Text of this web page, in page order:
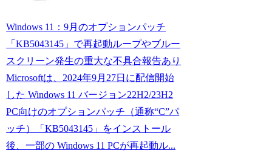
Windows 11：9月のオプションパッチ
「KB5043145」で再起動ループやブルー
スクリーン発生の重大な不具合報告あり
Microsoftは、2024年9月27日に配信開始
した Windows 11 バージョン22H2/23H2
PC向けのオプションパッチ（通称“C”パ
ッチ）「KB5043145」をインストール
後、一部の Windows 11 PCが再起動ル...